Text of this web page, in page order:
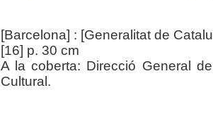
[Barcelona] : [Generalitat de
[16] p. 30 cm
A la coberta: Direcció General
Cultural.